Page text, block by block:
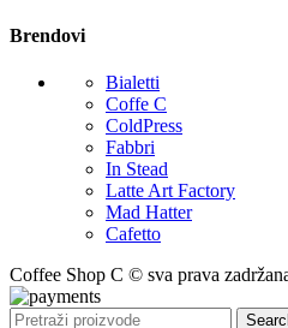
Brendovi
Bialetti
Coffe C
ColdPress
Fabbri
In Stead
Latte Art Factory
Mad Hatter
Cafetto
Coffee Shop C © sva prava